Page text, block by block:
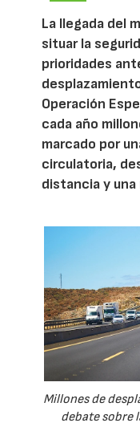
La llegada del
situar la
prioridades
Operación
cada año
marcado por
circulatoria,
distancia y
Millones de
debate sobre